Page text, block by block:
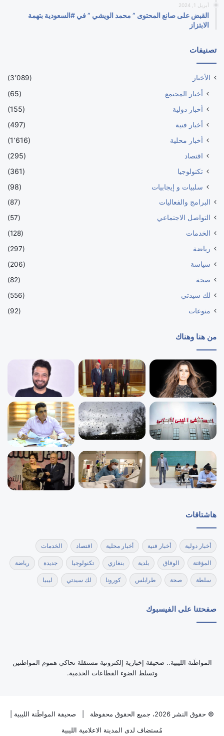
أبريل 1, 2024
القبض على صانع المحتوى ” محمد الويشي ” في #السعودية بتهمة
الابتزاز
تصنيفات
الأخبار (3٬089)
أخبار المجتمع
(65)
أخبار دولية
(155)
أخبار فنية
(497)
أخبار محلية
(1٬616)
اقتصاد
(295)
تكنولوجيا
(361)
سلبيات و إيجابيات
(98)
البرامج والفعاليات
(87)
التواصل الاجتماعي
(57)
الخدمات
(128)
رياضة
(297)
سياسة
(206)
صحة
(82)
لك سيدتي
(556)
منوعات
(92)
من هنا وهناك
هاشتاقات
أخبار دولية أخبار فنية أخبار محلية اقتصاد الخدمات
المؤقتة الوفاق بلدية بنغازي تكنولوجيا جديدة رياضة
سلطة صحة طرابلس كورونا لك سيدتي ليبيا
صفحتنا على الفيسبوك
‏المواطَنة الليبية.. صحيفة إخبارية إلكترونية مستقلة تحاكي هموم المواطنين
وتسلط الضوء القطاعات الخدمية.
© حقوق النشر 2026، جميع الحقوق محفوظة | صحيفة المواطَنة الليبية
مُستضاف لدى المدينة الاعلامية الليبية